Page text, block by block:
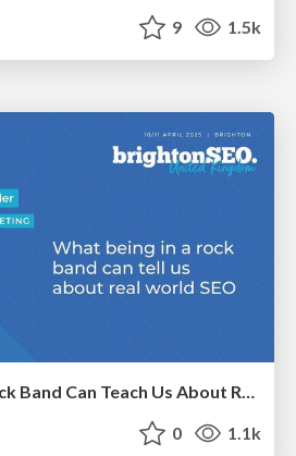
9 1.5k
What Being in a Rock Band Can Teach Us About Real World SEO
0 1.1k